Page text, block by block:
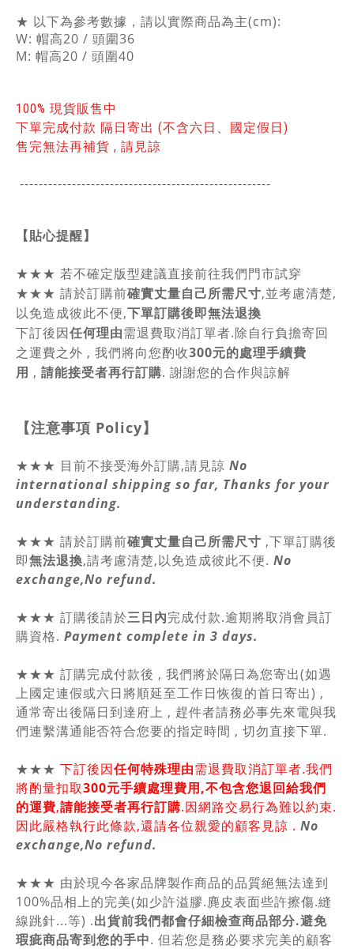
★ 以下為參考數據，請以實際商品為主(cm):
W: 帽高20 / 頭圍36
M: 帽高20 / 頭圍40
100% 現貨販售中
下單完成付款 隔日寄出 (不含六日、國定假日)
售完無法再補貨 , 請見諒
-----------------------------------------------------
【貼心提醒】
★★★ 若不確定版型建議直接前往我們門市試穿
★★★ 請於訂購前確實丈量自己所需尺寸,並考慮清楚,
以免造成彼此不便,下單訂購後即無法退換
下訂後因任何理由需退費取消訂單者.除自行負擔寄回
之運費之外 , 我們將向您酌收300元的處理手續費
用 , 請能接受者再行訂購. 謝謝您的合作與諒解
【注意事項 Policy】
★★★ 目前不接受海外訂購,請見諒 No
international shipping so far, Thanks for your
understanding.
★★★ 請於訂購前確實丈量自己所需尺寸 ,下單訂購後
即無法退換,請考慮清楚,以免造成彼此不便. No
exchange,No refund.
★★★ 訂購後請於三日內完成付款.逾期將取消會員訂
購資格. Payment complete in 3 days.
★★★ 訂購完成付款後 , 我們將於隔日為您寄出(如遇
上國定連假或六日將順延至工作日恢復的首日寄出) ,
通常寄出後隔日到達府上 , 趕件者請務必事先來電與我
們連繫溝通能否符合您要的指定時間 , 切勿直接下單.
★★★ 下訂後因任何特殊理由需退費取消訂單者.我們
將酌量扣取300元手續處理費用,不包含您退回給我們
的運費,請能接受者再行訂購.因網路交易行為難以約束.
因此嚴格執行此條款,還請各位親愛的顧客見諒 . No
exchange,No refund.
★★★ 由於現今各家品牌製作商品的品質絕無法達到
100%品相上的完美(如少許溢膠.麂皮表面些許擦傷.縫
線跳針...等) .出貨前我們都會仔細檢查商品部分.避免
瑕疵商品寄到您的手中. 但若您是務必要求完美的顧客